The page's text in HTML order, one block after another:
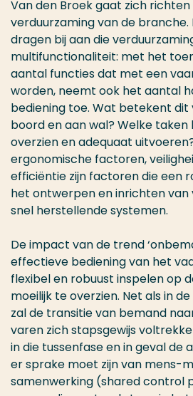
Van den Broek gaat zich
verduurzaming van de
dragen bij aan die
multifunctionaliteit: met het
aantal functies dat met een
worden, neemt ook het aantal
bediening toe. Wat betekent dit
boord en aan wal? Welke taken
overzien en adequaat
ergonomische factoren,
efficiëntie zijn factoren die een
het ontwerpen en inrichten van
snel herstellende systemen.
De impact van de trend
effectieve bediening van het
flexibel en robuust inspelen op
moeilijk te overzien. Net als in
zal de transitie van bemand
varen zich stapsgewijs
in die tussenfase en in geval de
er sprake moet zijn van mens-
samenwerking (shared control